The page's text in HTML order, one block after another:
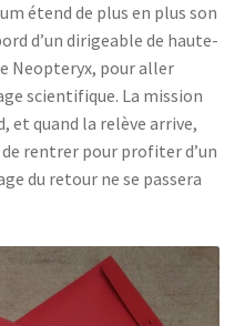
étend de plus en plus son
d’un dirigeable de haute-
Neopteryx, pour aller
scientifique. La mission
et quand la relève arrive,
rentrer pour profiter d’un
du retour ne se passera